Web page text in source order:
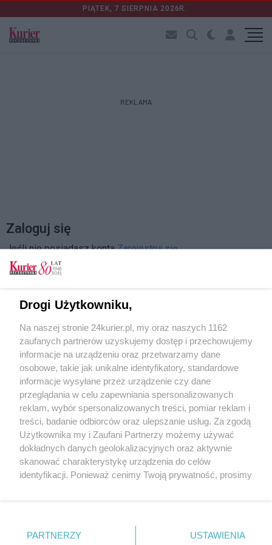
PIĄTEK, 7 SIERPNIA 2026R.
REKLAMA
Zaloguj się
Jeśli nie posiadasz kontaZarejestruj się
Zapamiętać?
Zaloguj
Zapomniałem hasła
Copyright © 2022 Kurier Szczeciński sp. z o.o.
Drogi Użytkowniku,
Na naszej stronie 24kurier.pl, my oraz naszych 1162
zaufanych partnerów uzyskujemy dostęp i przechowujemy
informacje na urządzeniu oraz przetwarzamy dane
osobowe, takie jak unikalne identyfikatory, standardowe
informacje wysyłane przez urządzenie czy dane
przeglądania w celu zapewniania spersonalizowanych
reklam, wybór spersonalizowanych treści, pomiar reklam i
treści, badanie odbiorców oraz ulepszanie usług. Za zgodą
Użytkownika my i Zaufani Partnerzy możemy używać
dokładnych danych geolokalizacyjnych oraz aktywnie
skanować charakterystykę urządzenia do celów
identyfikacji. Ponieważ cenimy Twoją prywatność, prosimy
prywatności znajdujący się w lewym dolnym rogu strony
. Niektóre rodzaje przetwarzania danych nie wymagają
PARTNERZY USTAWIENIA